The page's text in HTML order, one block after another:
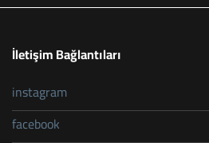
İletişim Bağlantıları
instagram
facebook